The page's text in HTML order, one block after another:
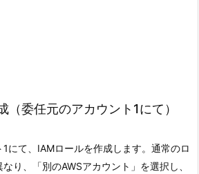
（委任元のアカウント1にて）
にて、IAMロールを作成します。通常のロ
り、「別のAWSアカウント」を選択し、